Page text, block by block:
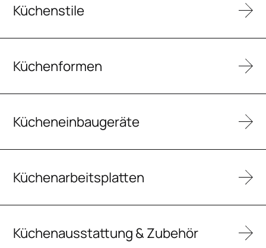
Küchenstile
Küchenformen
Kücheneinbaugeräte
Küchenarbeitsplatten
Küchenausstattung & Zubehör